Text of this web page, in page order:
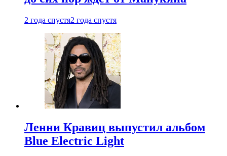
2 года спустя2 года спустя
Ленни Кравиц выпустил альбом
Blue Electric Light